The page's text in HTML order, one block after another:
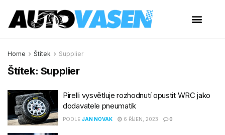
Home Štítek Supplier
Štítek: Supplier
Pirelli vysvětluje rozhodnutí opustit WRC jako
dodavatele pneumatik
PODLE JAN NOVAK 6 ŘÍJEN, 2023 0